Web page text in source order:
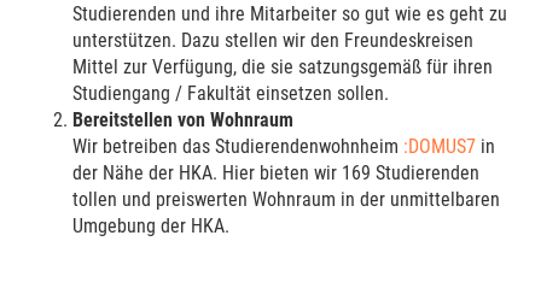
Studierenden und ihre Mitarbeiter so gut wie es geht zu
unterstützen. Dazu stellen wir den Freundeskreisen
Mittel zur Verfügung, die sie satzungsgemäß für ihren
Studiengang / Fakultät einsetzen sollen.
Bereitstellen von Wohnraum
Wir betreiben das Studierendenwohnheim :DOMUS7 in
der Nähe der HKA. Hier bieten wir 169 Studierenden
tollen und preiswerten Wohnraum in der unmittelbaren
Umgebung der HKA.